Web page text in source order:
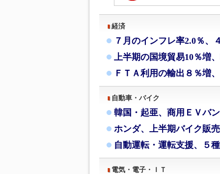
経済
７月のインフレ率2.0％、
上半期の国境貿易10％増
ＦＴＡ利用の輸出８％増
自動車・バイク
韓国・起亜、商用ＥＶバ
ホンダ、上半期バイク販
自動運転・運転支援、５
電気・電子・ＩＴ